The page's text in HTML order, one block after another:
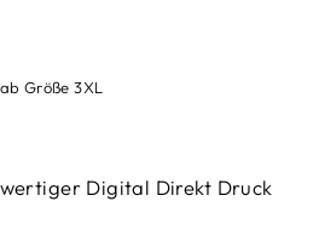
Größe 3XL
Digital Direkt Druck